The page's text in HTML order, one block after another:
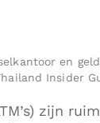
en
Insider
zijn